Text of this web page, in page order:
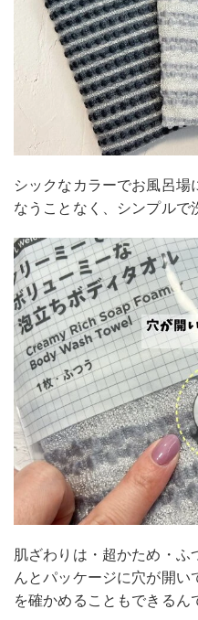
シックなカラーでお風呂
なうことなく、シンプルで
肌ざわりは・超かため・
んとパッケージに穴が開い
を確かめることもできるん